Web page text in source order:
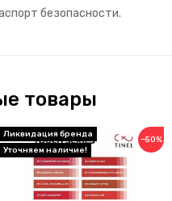
безопасности.
товары
−50%